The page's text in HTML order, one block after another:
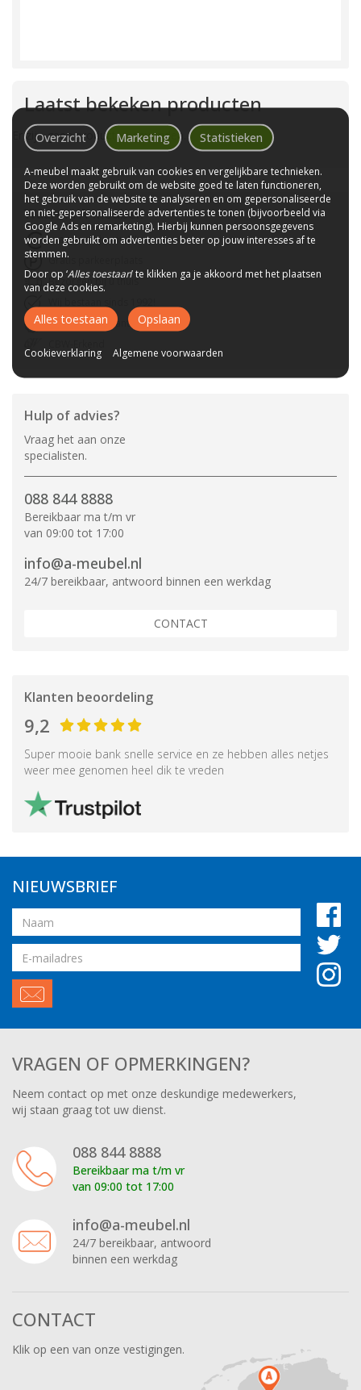
Laatst bekeken producten
Er zijn geen producten gevonden.
WaaromA-meubel?
Laagste prijs van NL
Gratis parkeerplaats
Bezorgen bij u thuis
Tot 10 jaar garantie
Hulp of advies?
Vraag het aan onze
specialisten.
088 844 8888
Bereikbaar ma t/m vr
van 09:00 tot 17:00
info@a-meubel.nl
24/7 bereikbaar, antwoord binnen een werkdag
CONTACT
Klanten beoordeling
9,2
Super mooie bank snelle service en ze hebben alles netjes
weer mee genomen heel dik te vreden
NIEUWSBRIEF
Naam
Email
adres
VRAGEN OF OPMERKINGEN?
Neem contact op met onze deskundige medewerkers,
wij staan graag tot uw dienst.
088 844 8888
Bereikbaar ma t/m vr
van 09:00 tot 17:00
info@a-meubel.nl
24/7 bereikbaar, antwoord
binnen een werkdag
CONTACT
Klik op een van onze vestigingen.
Overzicht Marketing Statistieken
A-meubel maakt gebruik van cookies en vergelijkbare technieken.
Deze worden gebruikt om de website goed te laten functioneren,
het gebruik van de website te analyseren en om gepersonaliseerde
en niet-gepersonaliseerde advertenties te tonen (bijvoorbeeld via
Google Ads en remarketing). Hierbij kunnen persoonsgegevens
worden gebruikt om advertenties beter op jouw interesses af te
stemmen.
Door op ‘Alles toestaan’ te klikken ga je akkoord met het plaatsen
van deze cookies.
Alles toestaan Opslaan
Cookieverklaring Algemene voorwaarden